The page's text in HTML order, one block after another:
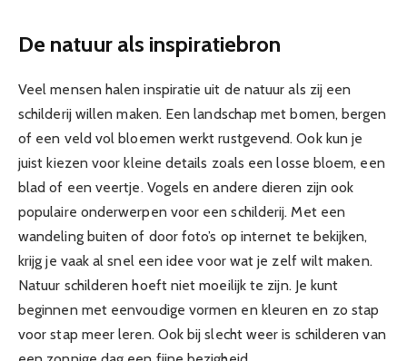
De natuur als inspiratiebron
Veel mensen halen inspiratie uit de natuur als zij een
schilderij willen maken. Een landschap met bomen, bergen
of een veld vol bloemen werkt rustgevend. Ook kun je
juist kiezen voor kleine details zoals een losse bloem, een
blad of een veertje. Vogels en andere dieren zijn ook
populaire onderwerpen voor een schilderij. Met een
wandeling buiten of door foto’s op internet te bekijken,
krijg je vaak al snel een idee voor wat je zelf wilt maken.
Natuur schilderen hoeft niet moeilijk te zijn. Je kunt
beginnen met eenvoudige vormen en kleuren en zo stap
voor stap meer leren. Ook bij slecht weer is schilderen van